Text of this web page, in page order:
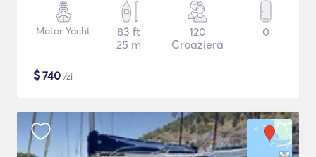
Motor Yacht
83 ft
25 m
120
Croazieră
0
$740 /zi